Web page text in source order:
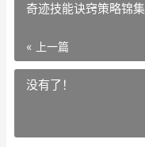
奇迹技能诀窍策略锦
« 上一篇
没有了！